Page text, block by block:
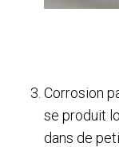
Corrosion
se produit
dans de